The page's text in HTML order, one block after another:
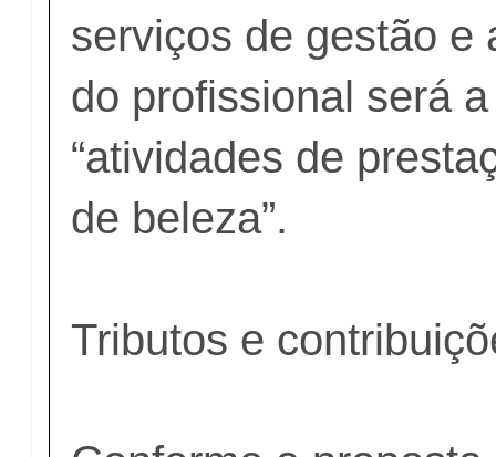
serviços de gestão e
do profissional será
“atividades de
de beleza”.
Tributos e